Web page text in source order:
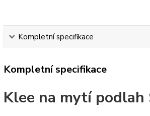
Kompletní specifikace
Kompletní specifikace
Klee na mytí